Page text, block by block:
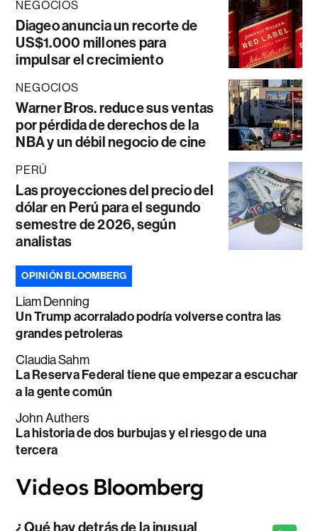
NEGOCIOS
Diageo anuncia un recorte de
US$1.000 millones para
impulsar el crecimiento
NEGOCIOS
Warner Bros. reduce sus ventas
por pérdida de derechos de la
NBA y un débil negocio de cine
PERÚ
Las proyecciones del precio del
dólar en Perú para el segundo
semestre de 2026, según
analistas
OPINIÓN BLOOMBERG
Liam Denning
Un Trump acorralado podría volverse contra las
grandes petroleras
Claudia Sahm
La Reserva Federal tiene que empezar a escuchar
a la gente común
John Authers
La historia de dos burbujas y el riesgo de una
tercera
¿Qué hay detrás de la inusual